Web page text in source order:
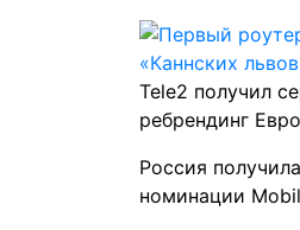
Tele2 получил
ребрендинг
Россия получила
номинации